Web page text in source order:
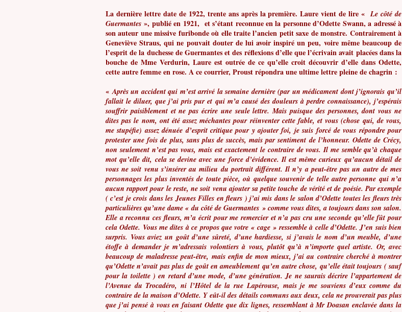
La dernière lettre date de 1922, trente ans après la première. Laure vient de lire «Le côté de
Guermantes », publié en 1921, et s’étant reconnue en la personne d’Odette Swann, a adressé à
son auteur une missive furibonde où elle traite l’ancien petit saxe de monstre. Contrairement à
Geneviève Straus, qui ne pouvait douter de lui avoir inspiré un peu, voire même beaucoup de
l’esprit de la duchesse de Guermantes et des réflexions d’elle que l’écrivain avait placées dans la
bouche de Mme Verdurin, Laure est outrée de ce qu’elle croit découvrir d’elle dans Odette,
cette autre femme en rose. A ce courrier, Proust répondra une ultime lettre pleine de chagrin :
«Après un accident qui m’est arrivé la semaine dernière (par un médicament dont j’ignorais qu’il
fallait le diluer, que j’ai pris pur et qui m’a causé des douleurs à perdre connaissance), j’espérais
souffrir paisiblement et ne pas écrire une seule lettre. Mais puisque des personnes, dont vous ne
dites pas le nom, ont été assez méchantes pour réinventer cette fable, et vous (chose qui, de vous,
me stupéfie) assez dénuée d’esprit critique pour y ajouter foi, je suis forcé de vous répondre pour
protester une fois de plus, sans plus de succès, mais par sentiment de l’honneur. Odette de Crécy,
non seulement n’est pas vous, mais est exactement le contraire de vous. Il me semble qu’à chaque
mot qu’elle dit, cela se devine avec une force d’évidence. Il est même curieux qu’aucun détail de
vous ne soit venu s’insérer au milieu du portrait différent. Il n’y a peut-être pas un autre de mes
personnages les plus inventés de toute pièce, où quelque souvenir de telle autre personne qui n’a
aucun rapport pour le reste, ne soit venu ajouter sa petite touche de vérité et de poésie. Par exemple
( c’est je crois dans les Jeunes Filles en fleurs ) j’ai mis dans le salon d’Odette toutes les fleurs très
particulières qu’une dame « du côté de Guermantes » comme vous dites, a toujours dans son salon.
Elle a reconnu ces fleurs, m’a écrit pour me remercier et n’a pas cru une seconde qu’elle fût pour
cela Odette. Vous me dites à ce propos que votre « cage » ressemble à celle d’Odette. J’en suis bien
surpris. Vous aviez un goût d’une sûreté, d’une hardiesse, si j’avais le nom d’un meuble, d’une
étoffe à demander je m’adressais volontiers à vous, plutôt qu’à n’importe quel artiste. Or, avec
beaucoup de maladresse peut-être, mais enfin de mon mieux, j’ai au contraire cherché à montrer
qu’Odette n’avait pas plus de goût en ameublement qu’en autre chose, qu’elle était toujours ( sauf
pour la toilette ) en retard d’une mode, d’une génération. Je ne saurais décrire l’appartement de
l’Avenue du Trocadéro, ni l’Hôtel de la rue Lapérouse, mais je me souviens d’eux comme du
contraire de la maison d’Odette. Y eût-il des détails communs aux deux, cela ne prouverait pas plus
que j’ai pensé à vous en faisant Odette que dix lignes, ressemblant à Mr Doasan enclavée dans la